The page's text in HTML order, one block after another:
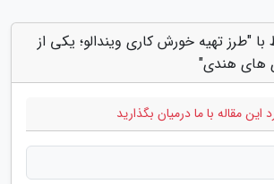
"طرز تهیه خورش کاری ویندالو؛ یکی از
های هندی"
این مقاله با ما درمیان بگذارید